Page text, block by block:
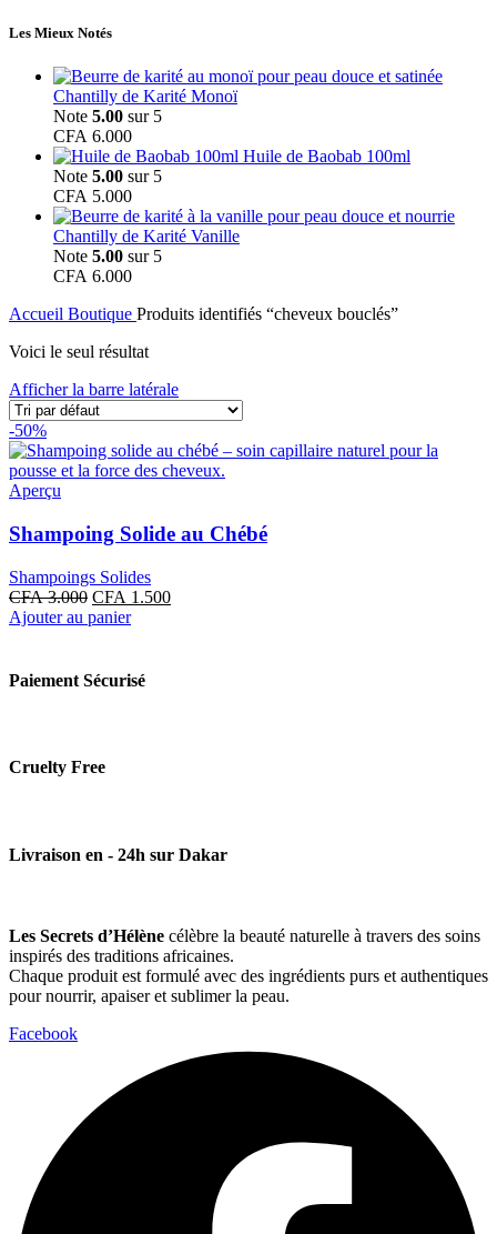
Les Mieux Notés
Chantilly de Karité Monoï
Note 5.00 sur 5
CFA 6.000
Huile de Baobab 100ml
Note 5.00 sur 5
CFA 5.000
Chantilly de Karité Vanille
Note 5.00 sur 5
CFA 6.000
Accueil Boutique Produits identifiés “cheveux bouclés”
Voici le seul résultat
Afficher la barre latérale
-50%
Aperçu
Shampoing Solide au Chébé
Shampoings Solides
CFA3.000 Le
prix
CFA 3.000.
CFA 1.500Le
Ajouter au panier
Paiement Sécurisé
Cruelty Free
Livraison en - 24h sur Dakar
Les Secrets d’Hélène célèbre la beauté naturelle à travers des soins
inspirés des traditions africaines.
Chaque produit est formulé avec des ingrédients purs et authentiques
pour nourrir, apaiser et sublimer la peau.
Facebook